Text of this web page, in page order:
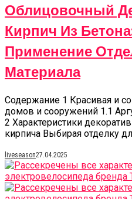
Облицовочный
Кирпич Из
Применение
Материала
Содержание 1 Красивая и
домов и сооружений 1.1
2 Характеристики
кирпича Выбирая отделку
liveseason27.04.2025